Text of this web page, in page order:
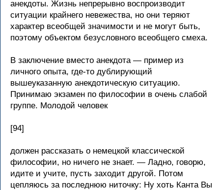
анекдоты. Жизнь непрерывно воспроизводит
ситуации крайнего невежества, но они теряют
характер всеобщей значимости и не могут быть,
поэтому объектом безусловного всеобщего смеха.
В заключение вместо анекдота — пример из
личного опыта, где-то дублирующий
вышеуказанную анекдотическую ситуацию.
Принимаю экзамен по философии в очень слабой
группе. Молодой человек
[94]
должен рассказать о немецкой классической
философии, но ничего не знает. — Ладно, говорю,
идите и учите, пусть заходит другой. Потом
цепляюсь за последнюю ниточку: Ну хоть Канта Вы